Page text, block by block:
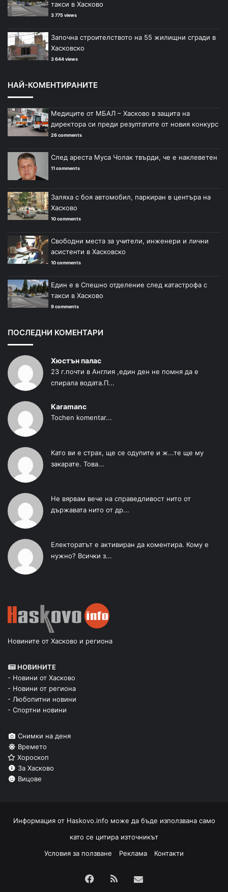
такси в Хасково
3 775 views
Започна строителството на 55 жилищни сгради в
Хасковско
3 644 views
НАЙ-КОМЕНТИРАНИТЕ
Медиците от МБАЛ – Хасково в защита на
директора си преди резултатите от новия конкурс
26 comments
След ареста Муса Чолак твърди, че е наклеветен
11 comments
Заляха с боя автомобил, паркиран в центъра на
Хасково
10 comments
Свободни места за учители, инженери и лични
асистенти в Хасковско
10 comments
Един е в Спешно отделение след катастрофа с
такси в Хасково
9 comments
ПОСЛЕДНИ КОМЕНТАРИ
Хюстън палас
23 г.почти в Англия ,един ден не помня да е
спирала водата.П...
Karamanc
Tochen komentar...
Като ви е страх, ще се одупите и ж...те ще му
закарате. Това...
Не вярвам вече на справедливост нито от
държавата нито от др...
Електоратът е активиран да коментира. Кому е
нужно? Всички з...
Новините от Хасково и региона
НОВИНИТЕ
- Новини от Хасково
- Новини от региона
- Любопитни новини
- Спортни новини
Снимки на деня
Времето
Хороскоп
За Хасково
Вицове
Информация от Haskovo.info може да бъде използвана само
като се цитира източникът
Условия за ползване
Реклама Контакти
Facebook
RSS